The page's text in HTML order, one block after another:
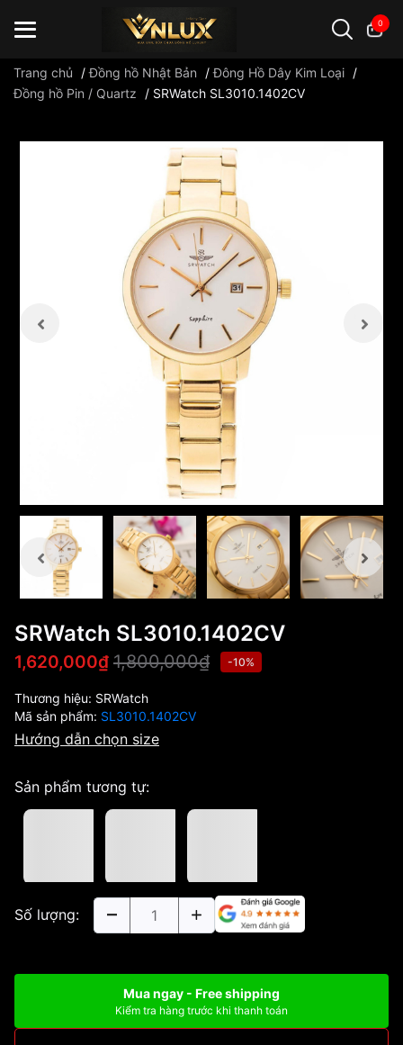
0
Trang chủ /Đồng hồ Nhật Bản /Đông Hồ Dây Kim Loại /
Đồng hồ Pin / Quartz
/ SRWatch SL3010.1402CV
SRWatch SL3010.1402CV
1,620,000₫ 1,800,000₫ -10%
Thương hiệu: SRWatch
Mã sản phẩm: SL3010.1402CV
Hướng dẫn chọn size
Sản phẩm tương tự:
Số lượng:
Mua ngay - Free shipping
Kiểm tra hàng trước khi thanh toán